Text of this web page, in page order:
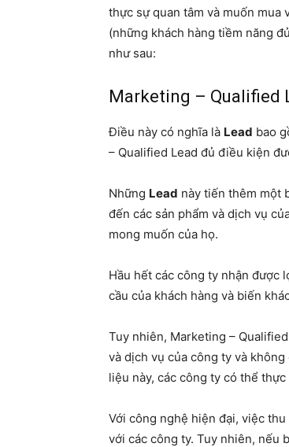
thực sự quan tâm và muốn mua
(những khách hàng tiềm năng
như sau:
Marketing – Qualified
Điều này có nghĩa là Lead bao
– Qualified Lead đủ điều kiện
Những Lead này tiến thêm một
đến các sản phẩm và dịch vụ
mong muốn của họ.
Hầu hết các công ty nhận được
cầu của khách hàng và biến
Tuy nhiên, Marketing – Qualified
và dịch vụ của công ty và
liệu này, các công ty có thể
Với công nghệ hiện đại, việc
với các công ty. Tuy nhiên, nếu